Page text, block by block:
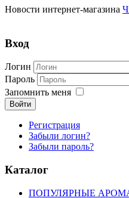
Новости интернет-магазина
Вход
Логин
Пароль
Запомнить меня
Войти
Регистрация
Забыли логин?
Забыли пароль?
Каталог
ПОПУЛЯРНЫЕ